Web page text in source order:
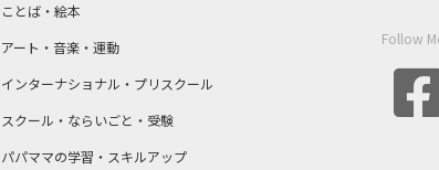
ことば・絵本
アート・音楽・運動
インターナショナル・プリスクール
スクール・ならいごと・受験
パパママの学習・スキルアップ
Follow